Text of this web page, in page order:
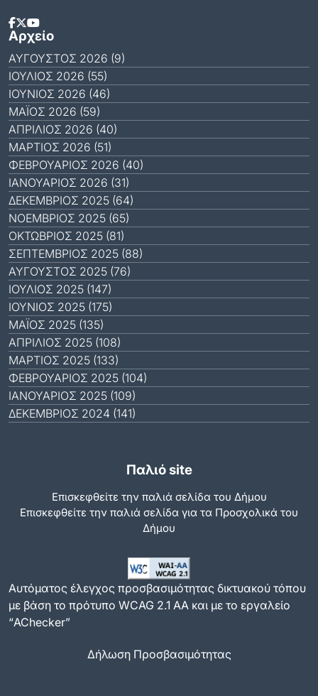
Αρχείο
ΑΎΓΟΥΣΤΟΣ 2026 (9)
ΙΟΎΛΙΟΣ 2026 (55)
ΙΟΎΝΙΟΣ 2026 (46)
ΜΆΙΟΣ 2026 (59)
ΑΠΡΊΛΙΟΣ 2026 (40)
ΜΆΡΤΙΟΣ 2026 (51)
ΦΕΒΡΟΥΆΡΙΟΣ 2026 (40)
ΙΑΝΟΥΆΡΙΟΣ 2026 (31)
ΔΕΚΈΜΒΡΙΟΣ 2025 (64)
ΝΟΈΜΒΡΙΟΣ 2025 (65)
ΟΚΤΏΒΡΙΟΣ 2025 (81)
ΣΕΠΤΈΜΒΡΙΟΣ 2025 (88)
ΑΎΓΟΥΣΤΟΣ 2025 (76)
ΙΟΎΛΙΟΣ 2025 (147)
ΙΟΎΝΙΟΣ 2025 (175)
ΜΆΙΟΣ 2025 (135)
ΑΠΡΊΛΙΟΣ 2025 (108)
ΜΆΡΤΙΟΣ 2025 (133)
ΦΕΒΡΟΥΆΡΙΟΣ 2025 (104)
ΙΑΝΟΥΆΡΙΟΣ 2025 (109)
ΔΕΚΈΜΒΡΙΟΣ 2024 (141)
Παλιό site
Επισκεφθείτε την παλιά σελίδα του Δήμου
Eπισκεφθείτε την παλιά σελίδα για τα Προσχολικά του
Δήμου
Αυτόματος έλεγχος προσβασιμότητας δικτυακού τόπου
με βάση το πρότυπο WCAG 2.1 AA και με το εργαλείο
“AChecker”
Δήλωση Προσβασιμότητας